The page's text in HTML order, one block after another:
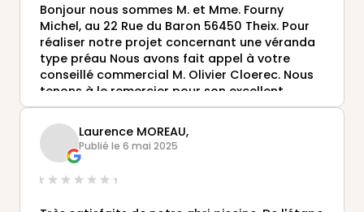
Bonjour nous sommes M. et Mme. Fourny
Michel, au 22 Rue du Baron 56450 Theix. Pour
réaliser notre projet concernant une véranda
type préau Nous avons fait appel à votre
conseillé commercial M. Olivier Cloerec. Nous
tenons à le remercier pour son excellent
travail. Nous remercions également toute
l'équipe qui a réalisée la pose de la véranda
type préau avec soins. A ce jour nous sommes
très satisfait de cet ouvrage. Veuillez trouver
quelques photos encore merci.
Laurence MOREAU,
Publié le 6 mai 2025